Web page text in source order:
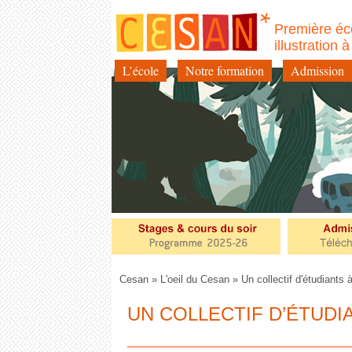
Première
illustration
Aller
au
L’école Notre formation Admission
Cesan » L'oeil du Cesan » Un collectif d'étudiants
UN COLLECTIF